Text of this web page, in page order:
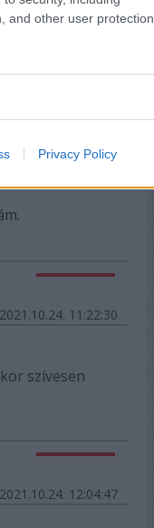
and other user protection.
Privacy Policy
de az
Válasz erre
2021.10.24. 11:19:05
2021.10.24. 11:22:30
szívesen
2021.10.24. 12:04:47